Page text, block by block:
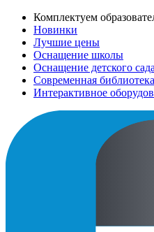
Комплектуем
Новинки
Лучшие цены
Оснащение школы
Оснащение детского сада
Современная библиотека
Интерактивное